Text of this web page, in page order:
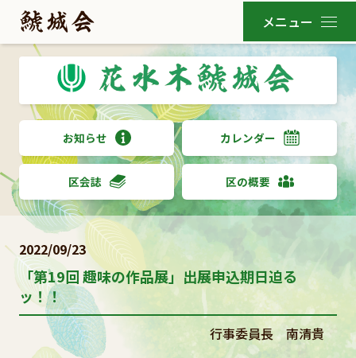
お知らせ カレンダー
区会誌 区の概要
2022/09/23
「第19回 趣味の作品展」出展申込期日迫る
ッ！！
行事委員長 南清貴